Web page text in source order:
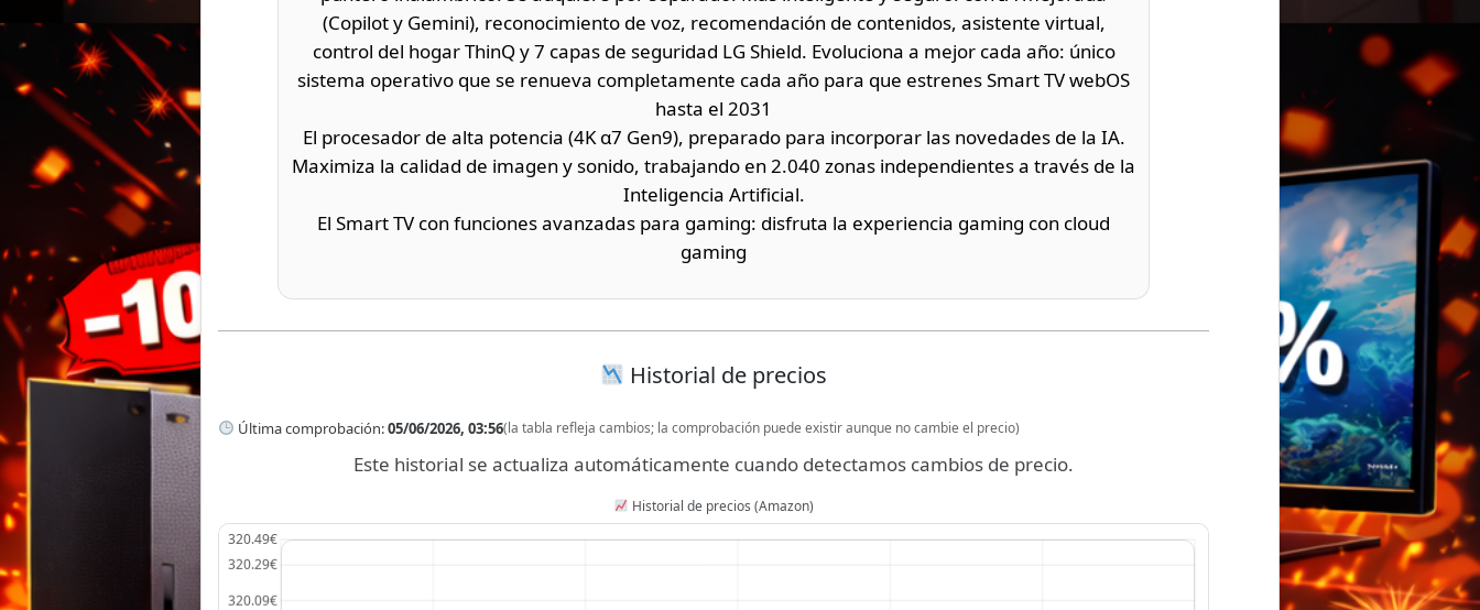
(Copilot y Gemini), reconocimiento de voz, recomendación de contenidos, asistente virtual,
control del hogar ThinQ y 7 capas de seguridad LG Shield. Evoluciona a mejor cada año: único
sistema operativo que se renueva completamente cada año para que estrenes Smart TV webOS
hasta el 2031
El procesador de alta potencia (4K α7 Gen9), preparado para incorporar las novedades de la IA.
Maximiza la calidad de imagen y sonido, trabajando en 2.040 zonas independientes a través de la
Inteligencia Artificial.
El Smart TV con funciones avanzadas para gaming: disfruta la experiencia gaming con cloud
gaming
Historial de precios
Última comprobación:05/06/2026, 03:56(la tabla refleja cambios; la comprobación puede existir aunque no cambie el precio)
Este historial se actualiza automáticamente cuando detectamos cambios de precio.
Historial de precios (Amazon)